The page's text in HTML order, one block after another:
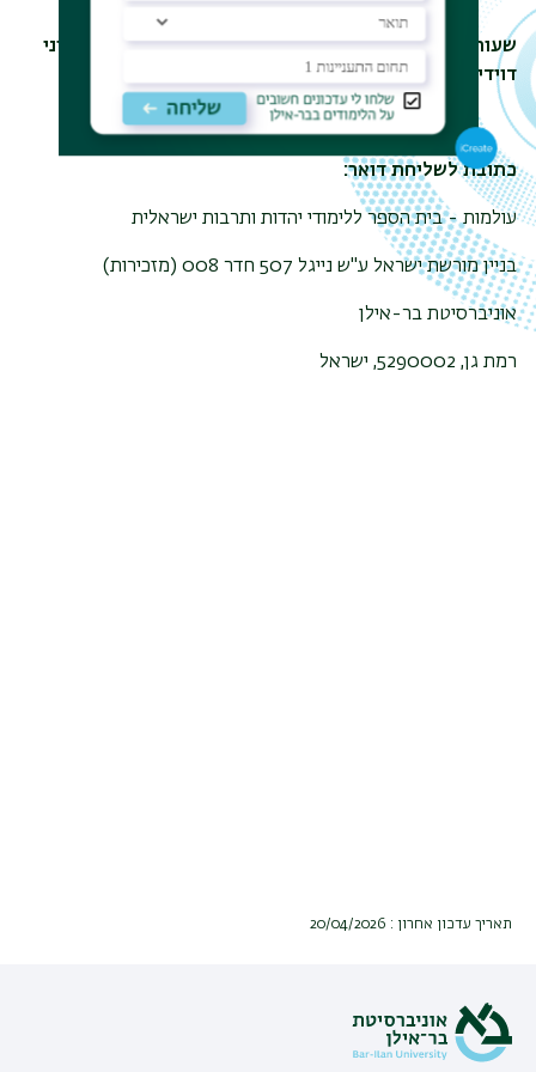
שעות קבלה של סגנית מנהלית לראש ביה"ס, ד"ר דגנית בוני
דוידי :
בתיאום מראש
כתובת לשליחת דואר:
עולמות - בית הספר ללימודי יהדות ותרבות ישראלית
בניין מורשת ישראל ע"ש נייגל 507 חדר 008 (מזכירות)
אוניברסיטת בר-אילן
רמת גן, 5290002, ישראל
תאריך עדכון אחרון : 20/04/2026